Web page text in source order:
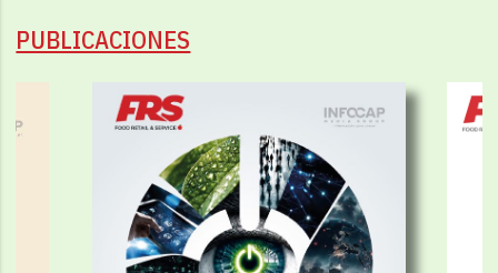
PUBLICACIONES